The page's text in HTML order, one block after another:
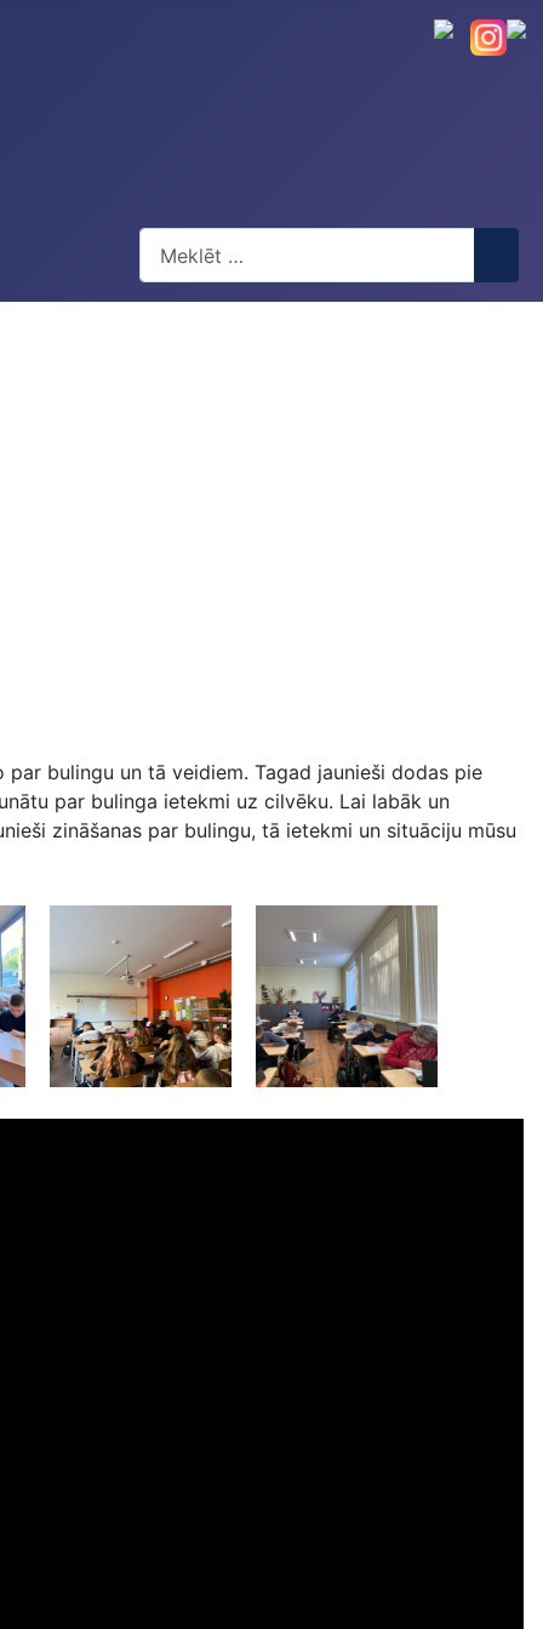
par bulingu un tā veidiem. Tagad jaunieši dodas pie
par bulinga ietekmi uz cilvēku. Lai labāk un
zināšanas par bulingu, tā ietekmi un situāciju mūsu